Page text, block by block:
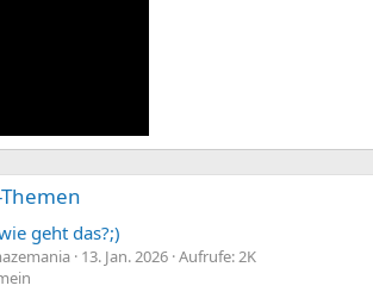
geht das?;)
13. Jan. 2026 Aufrufe: 2K